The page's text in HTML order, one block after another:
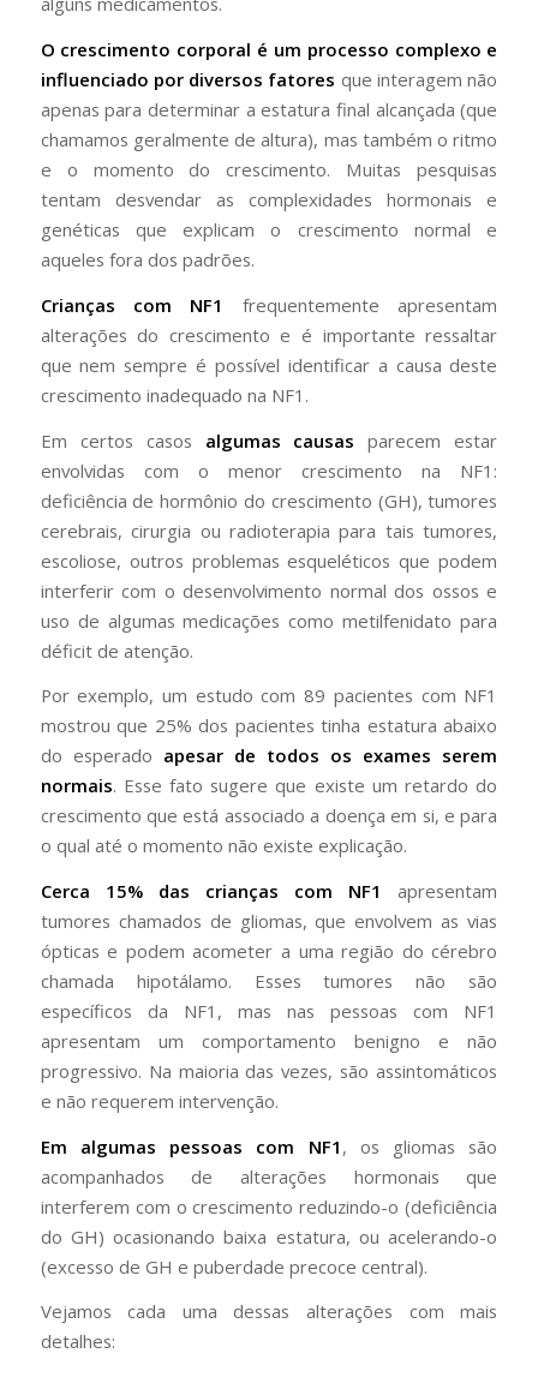
O crescimento corporal é um processo complexo e
influenciado por diversos fatores que interagem não
apenas para determinar a estatura final alcançada (que
chamamos geralmente de altura), mas também o ritmo
e o momento do crescimento. Muitas pesquisas
tentam desvendar as complexidades hormonais e
genéticas que explicam o crescimento normal e
aqueles fora dos padrões.
Crianças com NF1
frequentemente apresentam
alterações do crescimento e é importante ressaltar
que nem sempre é possível identificar a causa deste
crescimento inadequado na NF1.
Em certos casos algumas causas parecem estar
envolvidas com o menor crescimento na NF1:
deficiência de hormônio do crescimento (GH), tumores
cerebrais, cirurgia ou radioterapia para tais tumores,
escoliose, outros problemas esqueléticos que podem
interferir com o desenvolvimento normal dos ossos e
uso de algumas medicações como metilfenidato para
déficit de atenção.
Por exemplo, um estudo com 89 pacientes com NF1
mostrou que 25% dos pacientes tinha estatura abaixo
do esperado apesar de todos os exames serem
normais. Esse fato sugere que existe um retardo do
crescimento que está associado a doença em si, e para
o qual até o momento não existe explicação.
Cerca 15% das crianças com NF1
apresentam
tumores chamados de gliomas, que envolvem as vias
ópticas e podem acometer a uma região do cérebro
chamada hipotálamo. Esses tumores não são
específicos da NF1, mas nas pessoas com NF1
apresentam um comportamento benigno e não
progressivo. Na maioria das vezes, são assintomáticos
e não requerem intervenção.
Em algumas pessoas com NF1 , os gliomas são
acompanhados de alterações hormonais que
interferem com o crescimento reduzindo-o (deficiência
do GH) ocasionando baixa estatura, ou acelerando-o
(excesso de GH e puberdade precoce central).
Vejamos cada uma dessas alterações com mais
detalhes: